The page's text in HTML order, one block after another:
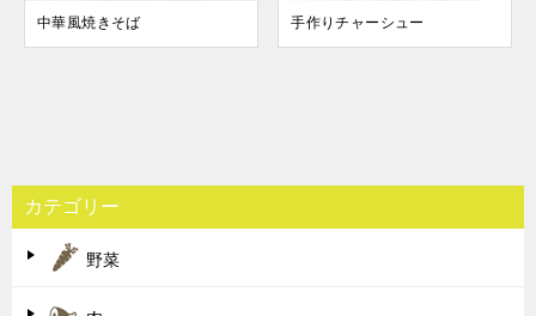
中華風焼きそば 手作りチャーシュー
稿
ナ
ゲ
カテゴリー
野菜